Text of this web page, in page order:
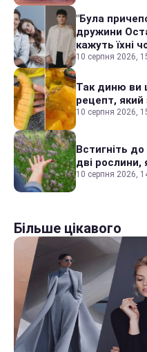
"Була
дружини
кажуть їхні
10 серпня 2026,
Так диню ви
рецепт,
10 серпня 2026,
Встигніть
дві рослини,
10 серпня 2026,
Більше цікавого